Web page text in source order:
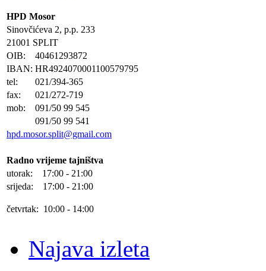
HPD Mosor
Sinovčićeva 2, p.p. 233
21001 SPLIT
OIB:
40461293872
IBAN: HR4924070001100579795
tel:
021/394-365
fax:
021/272-719
mob:
091/50 99 545
091/50 99 541
hpd.mosor.split@gmail.com
Radno vrijeme tajništva
utorak: 17:00 - 21:00
srijeda: 17:00 - 21:00
četvrtak: 10:00 - 14:00
Najava izleta